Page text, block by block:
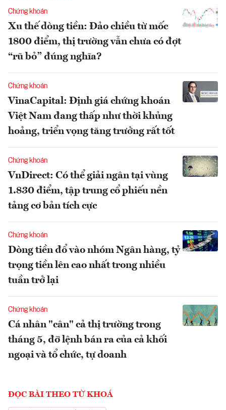
Chứng khoán
Xu thế dòng tiền: Đảo chiều từ mốc
1800 điểm, thị trường vẫn chưa có đợt
“rũ bỏ” đúng nghĩa?
Chứng khoán
VinaCapital: Định giá chứng khoán
Việt Nam đang thấp như thời khủng
hoảng, triển vọng tăng trưởng rất tốt
Chứng khoán
VnDirect: Có thể giải ngân tại vùng
1.830 điểm, tập trung cổ phiếu nền
tảng cơ bản tích cực
Chứng khoán
Dòng tiền đổ vào nhóm Ngân hàng, tỷ
trọng tiền lên cao nhất trong nhiều
tuần trở lại
Chứng khoán
Cá nhân "cân" cả thị trường trong
tháng 5, đỡ lệnh bán ra của cả khối
ngoại và tổ chức, tự doanh
ĐỌC BÀI THEO TỪ KHOÁ